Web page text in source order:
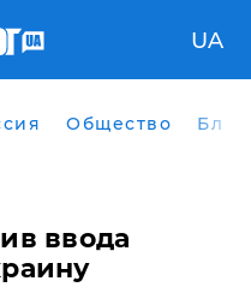
UA
Общество
ввода